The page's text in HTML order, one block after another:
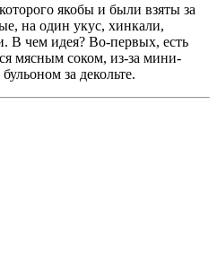
якобы и были взяты за
на один укус, хинкали,
В чем идея? Во-первых, есть
мясным соком, из-за мини-
за декольте.